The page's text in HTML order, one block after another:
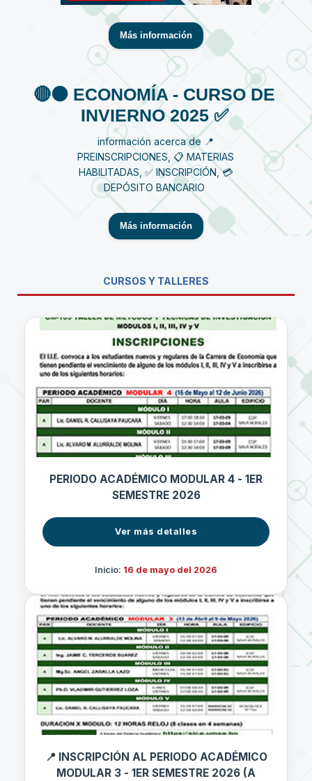
Más información
🔴⚫️ ECONOMÍA - CURSO DE
INVIERNO 2025 ✅
información acerca de 📍
PREINSCRIPCIONES, 📋 MATERIAS
HABILITADAS, ✅ INSCRIPCIÓN, 💳
DEPÓSITO BANCARIO
Más información
CURSOS Y TALLERES
PERIODO ACADÉMICO MODULAR 4 - 1ER
SEMESTRE 2026
Ver más detalles
Inicio: 16 de mayo del 2026
📍 INSCRIPCIÓN AL PERIODO ACADÉMICO
MODULAR 3 - 1ER SEMESTRE 2026 (A